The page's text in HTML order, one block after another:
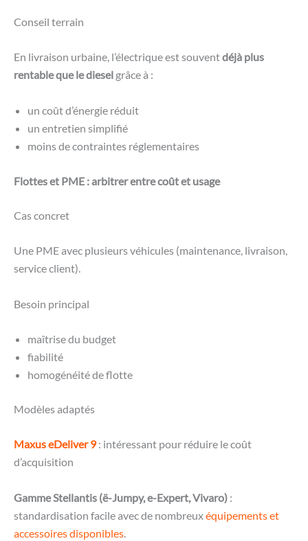
Conseil terrain
En livraison urbaine, l’électrique est souventdéjà plus
rentable que le diesel grâce à :
un coût d’énergie réduit
un entretien simplifié
moins de contraintes réglementaires
Flottes et PME : arbitrer entre coût et usage
Cas concret
Une PME avec plusieurs véhicules (maintenance, livraison,
service client).
Besoin principal
maîtrise du budget
fiabilité
homogénéité de flotte
Modèles adaptés
Maxus eDeliver 9: intéressant pour réduire le coût
d’acquisition
Gamme Stellantis (ë-Jumpy, e-Expert, Vivaro) :
standardisation facile avec de nombreuxéquipements et
accessoires disponibles.